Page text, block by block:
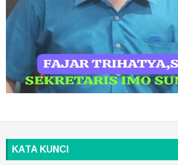
KATA KUNCI